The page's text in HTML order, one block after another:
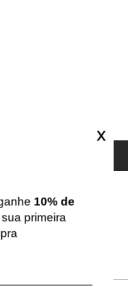
X
10% de
primeira
SACOLA